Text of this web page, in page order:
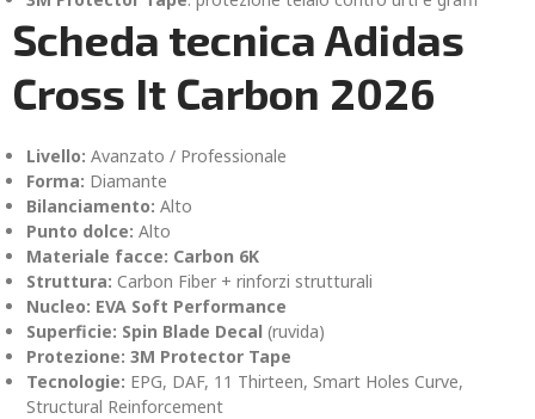
Scheda tecnica Adidas
Cross It Carbon 2026
Livello: Avanzato / Professionale
Forma: Diamante
Bilanciamento: Alto
Punto dolce: Alto
Materiale facce: Carbon 6K
Struttura: Carbon Fiber + rinforzi strutturali
Nucleo: EVA Soft Performance
Superficie: Spin Blade Decal (ruvida)
Protezione: 3M Protector Tape
Tecnologie: EPG, DAF, 11 Thirteen, Smart Holes Curve,
Structural Reinforcement